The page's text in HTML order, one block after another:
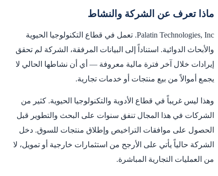
ماذا تعرف عن الشركة والنشاط
Palatin Technologies, Inc. تعمل في قطاع التكنولوجيا الحيوية
والأبحاث الدوائية. استناداً إلى البيانات المرفقة، الشركة لم تحقق
إيرادات خلال آخر فترة مالية معروفة — أي أن نشاطها الحالي لا
يجمع أموالاً من بيع منتجات أو خدمات تجارية.
وهذا ليس غريباً في قطاع الأدوية والتكنولوجيا الحيوية. كثير من
الشركات في هذا المجال تنفق سنوات على البحث والتطوير قبل
الحصول على موافقات التراخيص وإطلاق منتجات للسوق. دخل
الشركة حالياً يأتي على الأرجح من استثمارات خارجية أو تمويل، لا
من العمليات التجارية المباشرة.